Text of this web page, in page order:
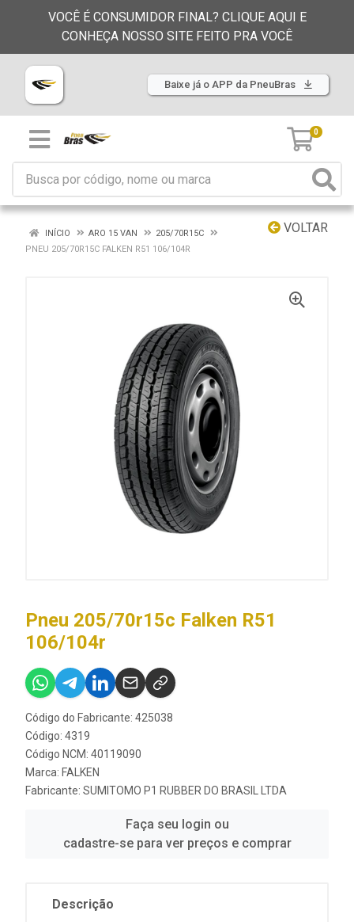
VOCÊ É CONSUMIDOR FINAL? CLIQUE AQUI E
CONHEÇA NOSSO SITE FEITO PRA VOCÊ
Baixe já o APP da PneuBras
0
VOLTAR
INÍCIO ARO 15 VAN
205/70R15C
PNEU 205/70R15C FALKEN R51 106/104R
Pneu 205/70r15c Falken R51
106/104r
Código do Fabricante: 425038
Código: 4319
Código NCM: 40119090
Marca: FALKEN
Fabricante: SUMITOMO P1 RUBBER DO BRASIL LTDA
Faça seu login ou
cadastre-se para ver preços e comprar
Descrição